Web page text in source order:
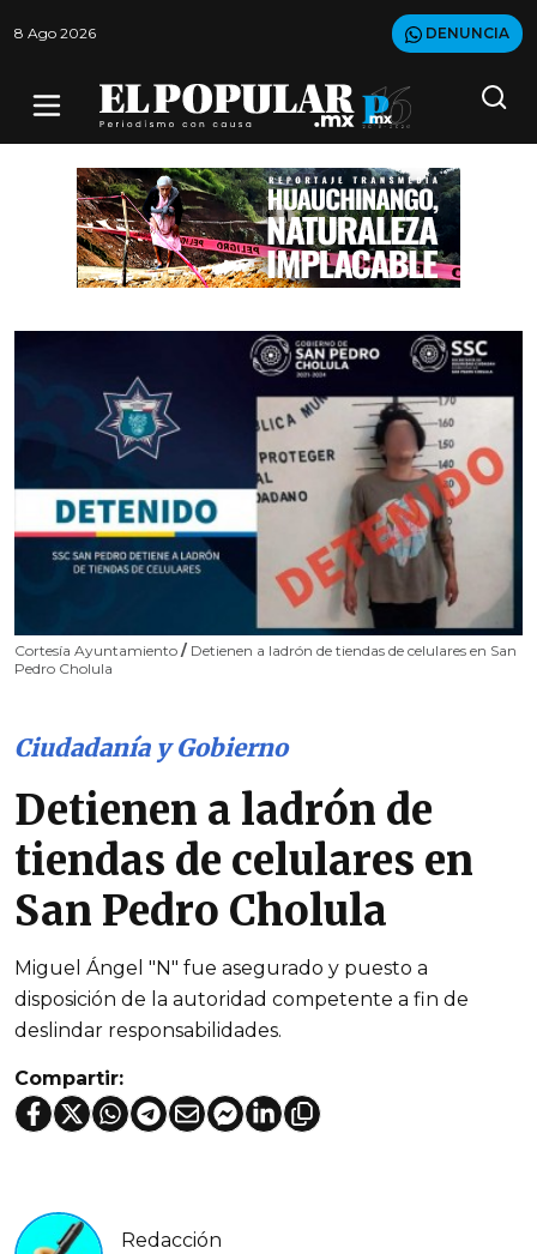
8 Ago 2026 DENUNCIA
Cortesía Ayuntamiento / Detienen a ladrón de tiendas de celulares en San
Pedro Cholula
Ciudadanía y Gobierno
Detienen a ladrón de
tiendas de celulares en
San Pedro Cholula
Miguel Ángel "N" fue asegurado y puesto a
disposición de la autoridad competente a fin de
deslindar responsabilidades.
Compartir:
Redacción